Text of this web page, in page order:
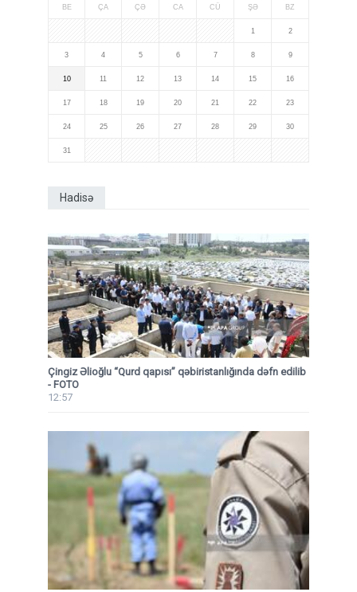
BE ÇA ÇƏ CA CÜ ŞƏ BZ
1 2
3 4 5 6 7 8 9
10 11 12 13 14 15 16
17 18 19 20 21 22 23
24 25 26 27 28 29 30
31
Hadisə
Çingiz Əlioğlu “Qurd qapısı” qəbiristanlığında dəfn edilib
- FOTO
12:57